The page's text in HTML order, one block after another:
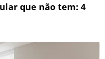
que não tem: 4